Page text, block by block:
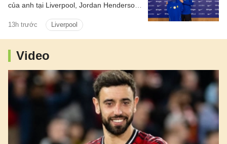
13h trước Liverpool
của anh tại Liverpool, Jordan Henderson,
Video